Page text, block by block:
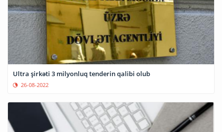
Ultra şirkəti 3 milyonluq tenderin qalibi olub
26-08-2022